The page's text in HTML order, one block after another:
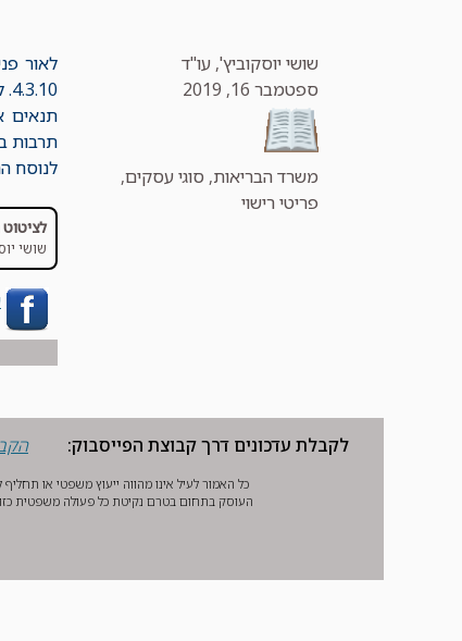
שושי יוסקוביץ', עו"ד
ספטמבר 16, 2019
קטגוריות
משרד הבריאות, סוגי עסקים,
פריטי רישוי
לאור
4.3.10. למטב ידיעתנו, הנחיות אלו מצויות בתוקף גם במועד פירסום מאמר זה.
תרבות בידור
לנוסח
שושי
לקבלת עדכונים דרך קבוצת הפייסבוק:
כל האמור לעיל אינו מהווה ייעוץ משפטי או
העוסק בתחום בטרם נקיטת כל פעולה משפטית